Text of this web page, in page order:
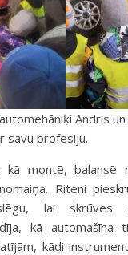
Andris
savu profesiju.
kā montē, balansē
Riteni
lai skrūves
kā automašīna
kādi